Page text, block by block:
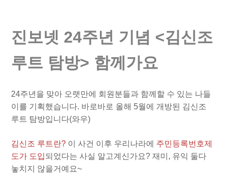
진보넷 24주년 기념 <김신조
루트 탐방> 함께가요
24주년을 맞아 오랫만에 회원분들과 함께할 수 있는 나들
이를 기획했습니다. 바로바로 올해 5월에 개방된 김신조
루트 탐방입니다(와우)
김신조 루트란? 이 사건 이후 우리나라에 주민등록번호제
도가 도입되었다는 사실 알고계신가요? 재미, 유익 둘다
놓치지 않을거예요~